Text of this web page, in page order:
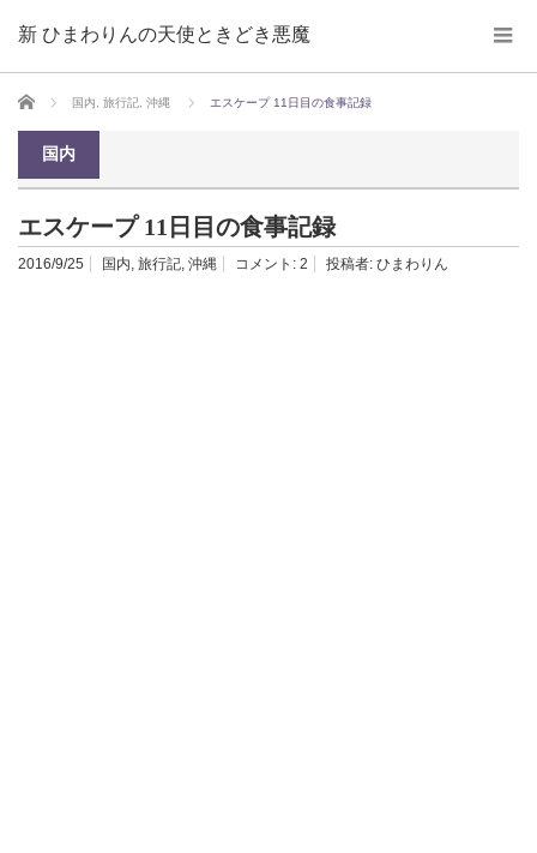
新 ひまわりんの天使ときどき悪魔
ホーム 国内 旅行記 沖縄 エスケープ 11日目の食事記録
国内
エスケープ 11日目の食事記録
2016/9/25 国内, 旅行記, 沖縄 コメント: 2 投稿者: ひまわりん